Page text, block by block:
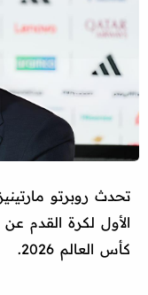
تحدث روبرتو
الأول لكرة القدم
كأس العالم 2026.